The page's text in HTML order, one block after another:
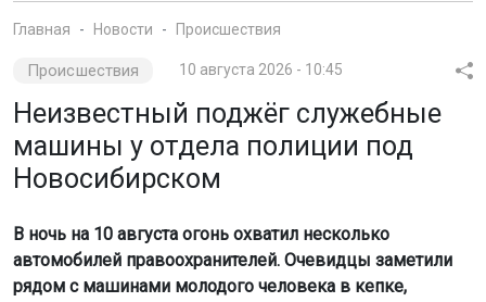
Главная Новости Происшествия
Происшествия 10 августа 2026 - 10:45
Неизвестный поджёг служебные
машины у отдела полиции под
Новосибирском
В ночь на 10 августа огонь охватил несколько
автомобилей правоохранителей. Очевидцы заметили
рядом с машинами молодого человека в кепке,